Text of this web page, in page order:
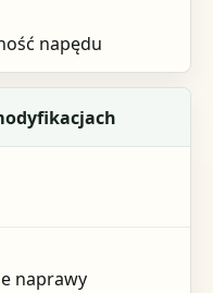
napędu
naprawy